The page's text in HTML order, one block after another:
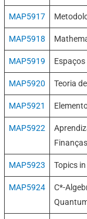
MAP5917
MAP5918
MAP5919
MAP5920 Teoria
MAP5921
MAP5922
Finanças
MAP5923 Topics
MAP5924
C*-